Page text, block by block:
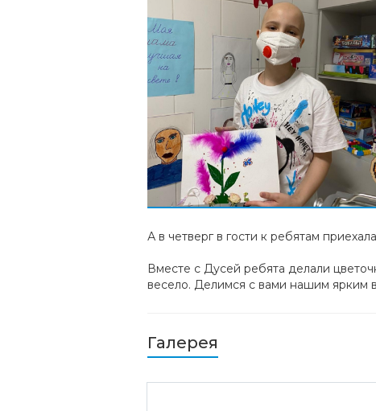
А в четверг в гости к ребятам
Вместе с Дусей ребята делали
весело. Делимся с вами нашим ярким
Галерея